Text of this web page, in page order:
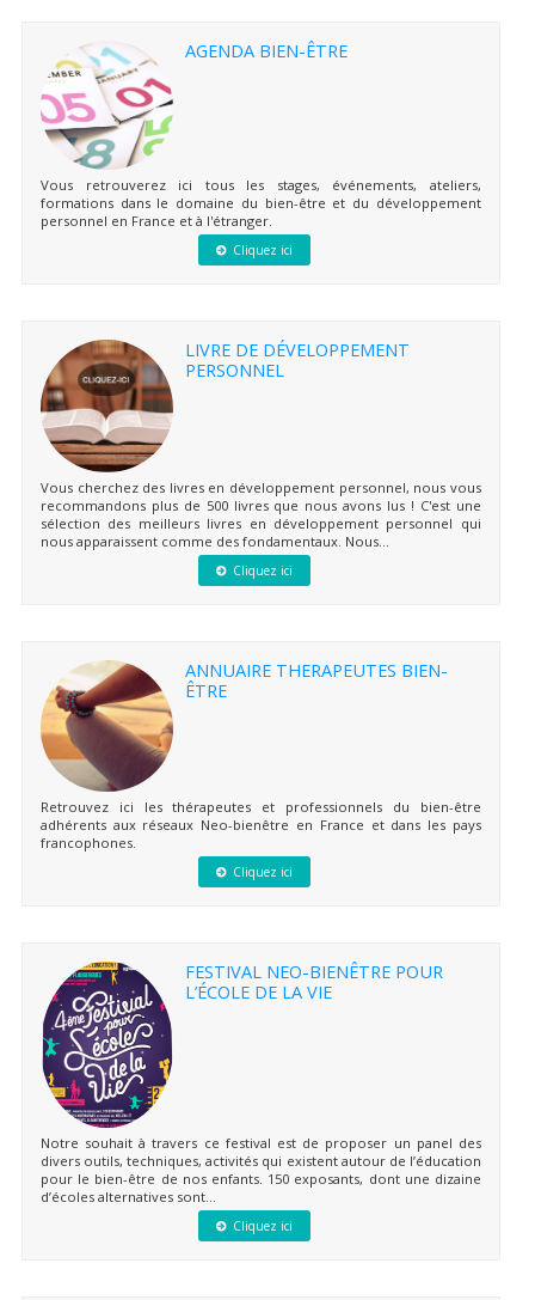
AGENDA BIEN-ÊTRE
Vous retrouverez ici tous les stages, événements, ateliers,
formations dans le domaine du bien-être et du développement
personnel en France et à l'étranger.
Cliquez ici
LIVRE DE DÉVELOPPEMENT
PERSONNEL
Vous cherchez des livres en développement personnel, nous vous
recommandons plus de 500 livres que nous avons lus ! C'est une
sélection des meilleurs livres en développement personnel qui
nous apparaissent comme des fondamentaux. Nous...
Cliquez ici
ANNUAIRE THERAPEUTES BIEN-
ÊTRE
Retrouvez ici les thérapeutes et professionnels du bien-être
adhérents aux réseaux Neo-bienêtre en France et dans les pays
francophones.
Cliquez ici
FESTIVAL NEO-BIENÊTRE POUR
L’ÉCOLE DE LA VIE
Notre souhait à travers ce festival est de proposer un panel des
divers outils, techniques, activités qui existent autour de l’éducation
pour le bien-être de nos enfants. 150 exposants, dont une dizaine
d’écoles alternatives sont...
Cliquez ici